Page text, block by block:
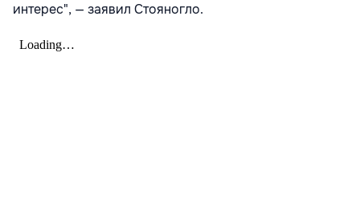
интерес", — заявил Стояногло.